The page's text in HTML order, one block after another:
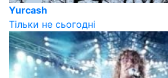
Yurcash
Тільки не сьогодні